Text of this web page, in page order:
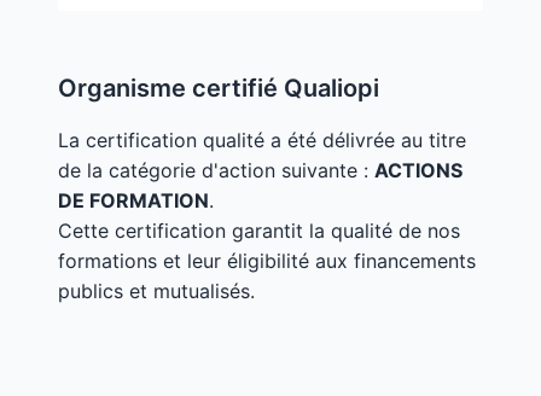
Organisme certifié Qualiopi
La certification qualité a été délivrée au titre
de la catégorie d'action suivante : ACTIONS
DE FORMATION.
Cette certification garantit la qualité de nos
formations et leur éligibilité aux financements
publics et mutualisés.